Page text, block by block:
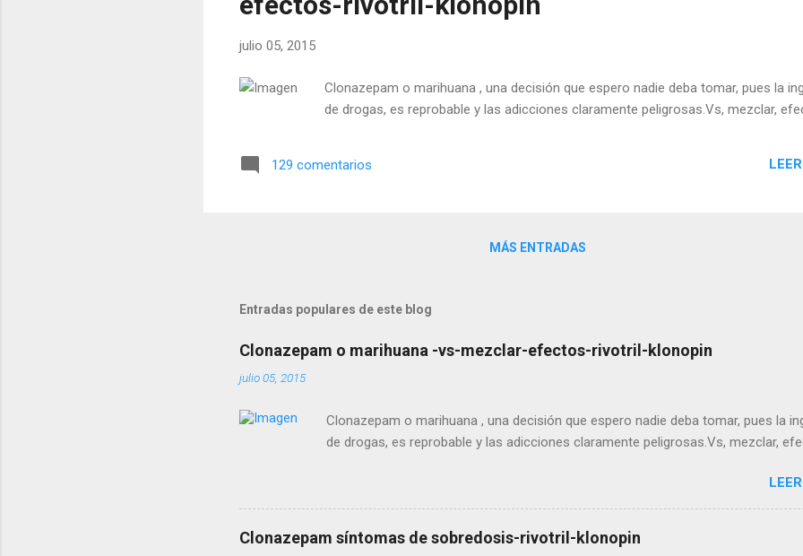
julio 05, 2015
Clonazepam o marihuana , una decisión que espero nadie deba tomar, pues la
de drogas, es reprobable y las adicciones claramente peligrosas.Vs, mezclar,
129 comentarios
MÁS ENTRADAS
Entradas populares de este blog
Clonazepam o marihuana -vs-mezclar-efectos-rivotril-klonopin
julio 05, 2015
Clonazepam o marihuana , una decisión que espero nadie deba tomar, pues la
de drogas, es reprobable y las adicciones claramente peligrosas.Vs, mezclar,
Clonazepam síntomas de sobredosis-rivotril-klonopin